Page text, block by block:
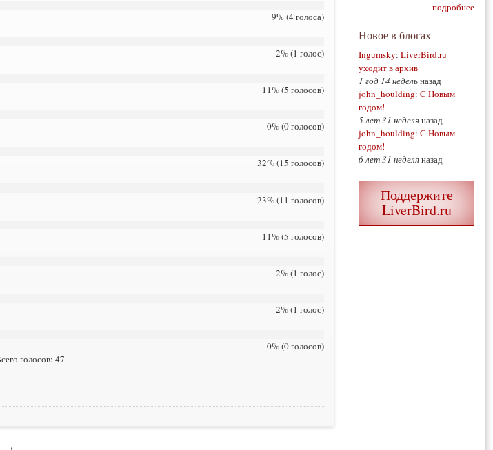
9% (4 голоса)
2% (1 голос)
11% (5 голосов)
0% (0 голосов)
32% (15 голосов)
23% (11 голосов)
11% (5 голосов)
2% (1 голос)
2% (1 голос)
0% (0 голосов)
голосов: 47
подробнее
Новое в блогах
Ingumsky: LiverBird.ru
уходит в архив
1 год 14 недельназад
john_houlding: C Новым
годом!
5 лет 31 неделяназад
john_houlding: С Новым
годом!
6 лет 31 неделяназад
Поддержите
LiverBird.ru